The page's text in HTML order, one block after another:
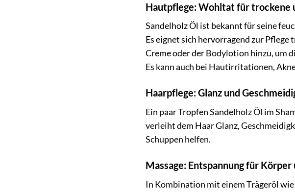
Hautpflege: Wohltat für trockene
Sandelholz Öl ist bekannt für seine
Es eignet sich hervorragend zur
Creme oder der Bodylotion hinzu, um
Es kann auch bei Hautirritationen,
Haarpflege: Glanz und
Ein paar Tropfen Sandelholz Öl im
verleiht dem Haar Glanz,
Schuppen helfen.
Massage: Entspannung für Körper
In Kombination mit einem Trägeröl